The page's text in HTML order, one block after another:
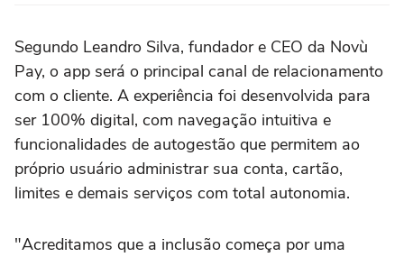
Segundo Leandro Silva, fundador e CEO da Novù
Pay, o app será o principal canal de relacionamento
com o cliente. A experiência foi desenvolvida para
ser 100% digital, com navegação intuitiva e
funcionalidades de autogestão que permitem ao
próprio usuário administrar sua conta, cartão,
limites e demais serviços com total autonomia.
"Acreditamos que a inclusão começa por uma